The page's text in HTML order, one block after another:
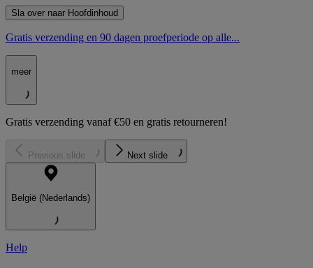
Sla over naar Hoofdinhoud
Gratis verzending en 90 dagen proefperiode op alle...
meer
Gratis verzending vanaf €50 en gratis retourneren!
Previous slide Next slide
België (Nederlands)
Help